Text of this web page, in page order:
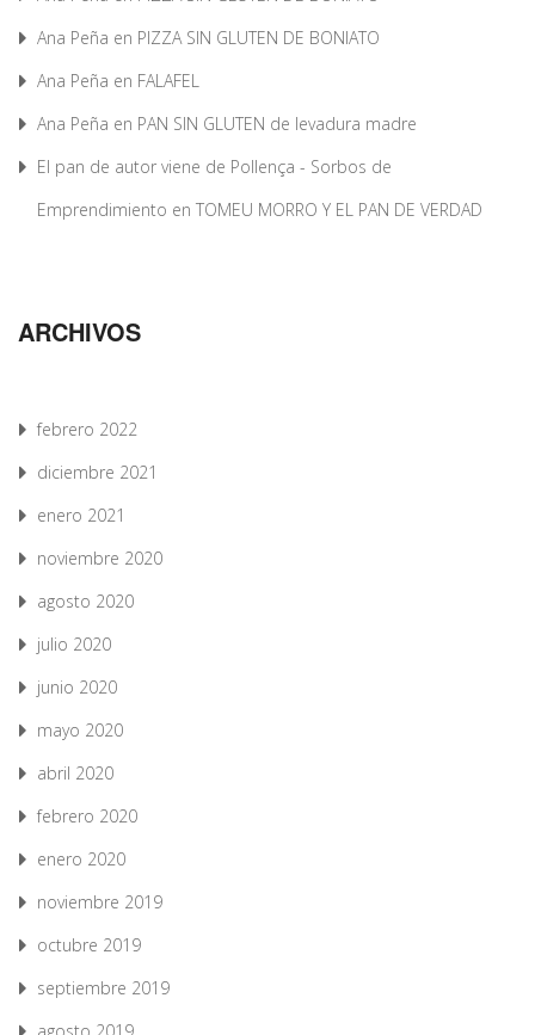
Ana Peña en PIZZA SIN GLUTEN DE BONIATO
Ana Peña en FALAFEL
Ana Peña en PAN SIN GLUTEN de levadura madre
El pan de autor viene de Pollença - Sorbos de
Emprendimiento en TOMEU MORRO Y EL PAN DE VERDAD
ARCHIVOS
febrero 2022
diciembre 2021
enero 2021
noviembre 2020
agosto 2020
julio 2020
junio 2020
mayo 2020
abril 2020
febrero 2020
enero 2020
noviembre 2019
octubre 2019
septiembre 2019